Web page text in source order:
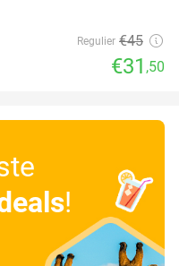
Regulier €45
€31 ,50
!